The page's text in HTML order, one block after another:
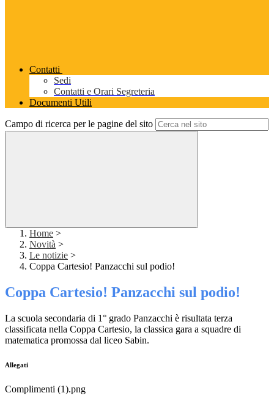
Contatti
Sedi
Contatti e Orari Segreteria
Documenti Utili
Campo di ricerca per le pagine del sito
Home >
Novità >
Le notizie >
Coppa Cartesio! Panzacchi sul podio!
Coppa Cartesio! Panzacchi sul podio!
La scuola secondaria di 1° grado Panzacchi è risultata terza
classificata nella Coppa Cartesio, la classica gara a squadre di
matematica promossa dal liceo Sabin.
Allegati
Complimenti (1).png